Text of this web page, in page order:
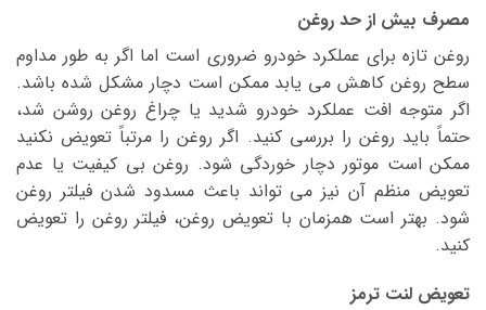
مصرف بیش از حد روغن
روغن تازه برای عملکرد خودرو ضروری است اما اگر به طور مداوم
سطح روغن کاهش می یابد ممکن است دچار مشکل شده باشد.
اگر متوجه افت عملکرد خودرو شدید یا چراغ روغن روشن شد،
حتماً باید روغن را بررسی کنید. اگر روغن را مرتباً تعویض نکنید
ممکن است موتور دچار خوردگی شود. روغن بی کیفیت یا عدم
تعویض منظم آن نیز می تواند باعث مسدود شدن فیلتر روغن
شود. بهتر است همزمان با تعویض روغن، فیلتر روغن را تعویض
کنید.
تعویض لنت ترمز